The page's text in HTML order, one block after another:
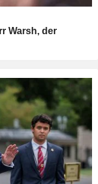
Warsh, der